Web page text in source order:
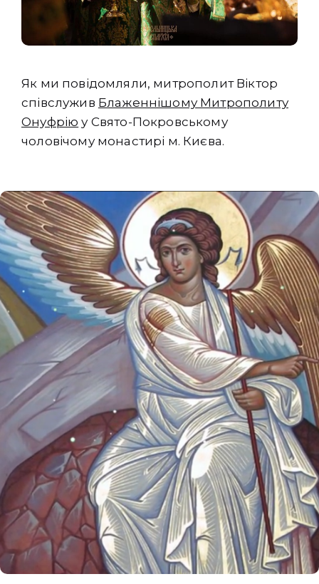
Як ми повідомляли, митрополит Віктор
співслужив Блаженнішому Митрополиту
Онуфрію у Свято-Покровському
чоловічому монастирі м. Києва.